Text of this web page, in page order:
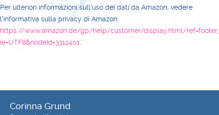
Per ulteriori informazioni sull'uso dei dati da Amazon, vedere
l'informativa sulla privacy di Amazon:
https://www.amazon.de/gp/help/customer/display.html/
ie=UTF8&nodeId=3312401
Corinna Grund